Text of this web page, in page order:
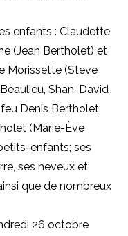
enfants : Claudette
(Jean Bertholet) et
Morissette (Steve
Shan-David
Denis Bertholet,
(Marie-Ève
enfants; ses
ses neveux et
que de nombreux
26 octobre